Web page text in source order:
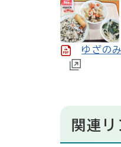
ゆざの
関連リ